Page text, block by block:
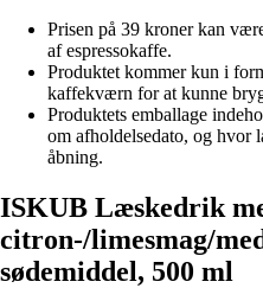
Prisen på 39 kroner kan
af espressokaffe.
Produktet kommer kun i
kaffekværn for at kunne
Produktets emballage
om afholdelsedato, og hvor
åbning.
ISKUB Læskedrik
citron-/limesmag/
sødemiddel, 500 ml